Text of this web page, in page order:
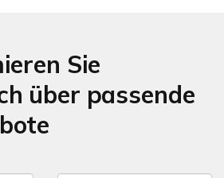
Sie
über passende